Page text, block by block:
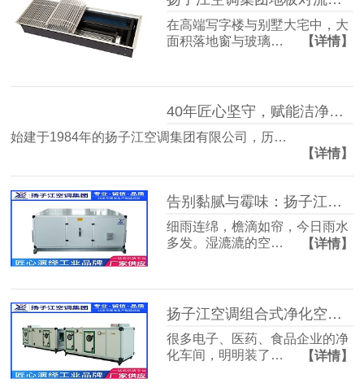
在高端写字楼与别墅大宅中，大
面积落地窗与玻璃…
【详情】
40年匠心坚守，赋能洁净空气未来
始建于1984年的扬子江空调集团有限公司，历…
【详情】
告别黏腻与霉味：扬子江空调的梅雨季舒适生活指南
细雨连绵，檐滴如帘，今日雨水
多发。湿漉漉的空…
【详情】
扬子江空调组合式净化空调箱，彻底解决车间洁净度不达标难题
很多电子、医药、食品企业的净
化车间，明明装了…
【详情】